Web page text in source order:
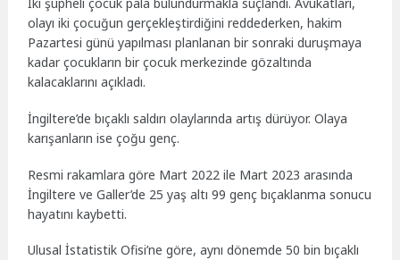
olayı iki çocuğun gerçekleştirdiğini reddederken, hakim
Pazartesi günü yapılması planlanan bir sonraki duruşmaya
kadar çocukların bir çocuk merkezinde gözaltında
kalacaklarını açıkladı.
İngiltere’de bıçaklı saldırı olaylarında artış dürüyor. Olaya
karışanların ise çoğu genç.
Resmi rakamlara göre Mart 2022 ile Mart 2023 arasında
İngiltere ve Galler’de 25 yaş altı 99 genç bıçaklanma sonucu
hayatını kaybetti.
Ulusal İstatistik Ofisi’ne göre, aynı dönemde 50 bin bıçaklı